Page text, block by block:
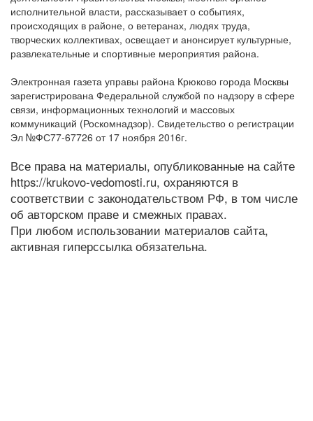
исполнительной власти, рассказывает о событиях,
происходящих в районе, о ветеранах, людях труда,
творческих коллективах, освещает и анонсирует культурные,
развлекательные и спортивные мероприятия района.
Электронная газета управы района Крюково города Москвы
зарегистрирована Федеральной службой по надзору в сфере
связи, информационных технологий и массовых
коммуникаций (Роскомнадзор). Свидетельство о регистрации
Эл №ФС77-67726 от 17 ноября 2016г.
Все права на материалы, опубликованные на сайте
https://krukovo-vedomosti.ru, охраняются в
соответствии с законодательством РФ, в том числе
об авторском праве и смежных правах.
При любом использовании материалов сайта,
активная гиперссылка обязательна.